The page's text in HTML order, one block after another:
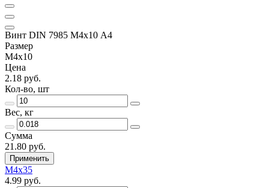
Винт DIN 7985 М4х10 A4
Размер
М4х10
Цена
2.18 руб.
Кол-во, шт
Вес, кг
Сумма
21.80 руб.
Применить
М4х35
4.99 руб.